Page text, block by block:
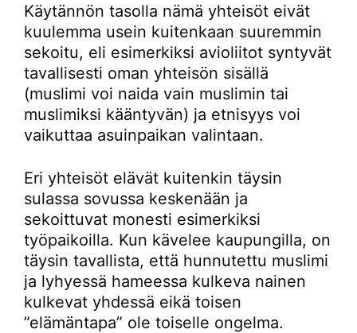
Käytännön tasolla nämä yhteisöt eivät
kuulemma usein kuitenkaan suuremmin
sekoitu, eli esimerkiksi avioliitot syntyvät
tavallisesti oman yhteisön sisällä
(muslimi voi naida vain muslimin tai
muslimiksi kääntyvän) ja etnisyys voi
vaikuttaa asuinpaikan valintaan.
Eri yhteisöt elävät kuitenkin täysin
sulassa sovussa keskenään ja
sekoittuvat monesti esimerkiksi
työpaikoilla. Kun kävelee kaupungilla, on
täysin tavallista, että hunnutettu muslimi
ja lyhyessä hameessa kulkeva nainen
kulkevat yhdessä eikä toisen
”elämäntapa” ole toiselle ongelma.